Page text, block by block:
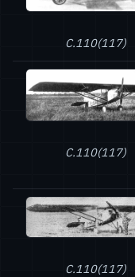
C.110(117)
C.110(117)
C.110(117)